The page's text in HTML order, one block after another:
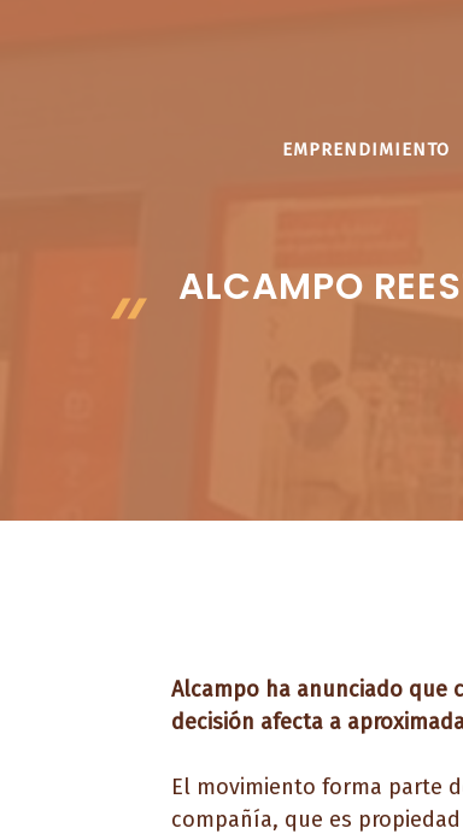
EMPRENDIMIENTO
ALCAMPO
Alcampo ha anunciado que
decisión afecta a
El movimiento forma parte
compañía, que es